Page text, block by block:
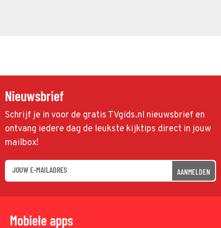
Nieuwsbrief
Schrijf je in voor de gratis TVgids.nl nieuwsbrief en
ontvang iedere dag de leukste kijktips direct in jouw
mailbox!
AANMELDEN
Mobiele apps